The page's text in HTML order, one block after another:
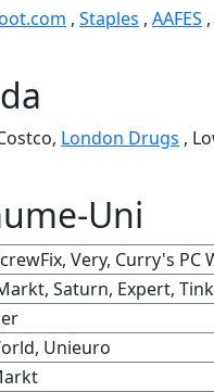
, Staples , AAFES ,
London Drugs ,
Uni
Very, Curry's PC
Saturn, Expert,
Unieuro